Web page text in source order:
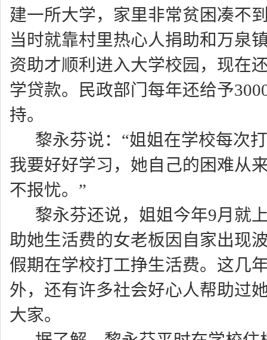
建一所大学，家里非常贫困凑不
当时就靠村里热心人捐助和万泉
资助才顺利进入大学校园，现在
学贷款。民政部门每年还给予
持。
黎永芬说：“姐姐在学校每次
我要好好学习，她自己的困难从
不报忧。”
黎永芬还说，姐姐今年9月就
助她生活费的女老板因自家出现
假期在学校打工挣生活费。这几
外，还有许多社会好心人帮助过
大家。